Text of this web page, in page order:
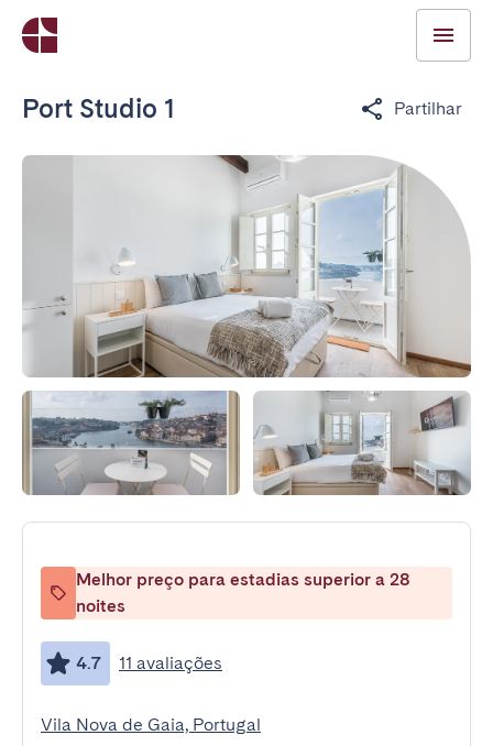
Port Studio 1 Partilhar
Melhor preço para estadias superior a 28
noites
4.7 11 avaliações
Vila Nova de Gaia, Portugal